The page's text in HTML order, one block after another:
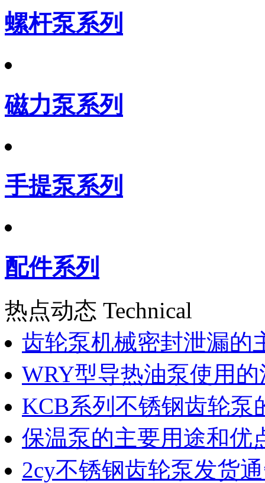
螺杆泵系列
磁力泵系列
手提泵系列
配件系列
热点动态 Technical
齿轮泵机械密封泄漏的
WRY型导热油泵使用
KCB系列不锈钢齿轮泵
保温泵的主要用途和优
2cy不锈钢齿轮泵发货